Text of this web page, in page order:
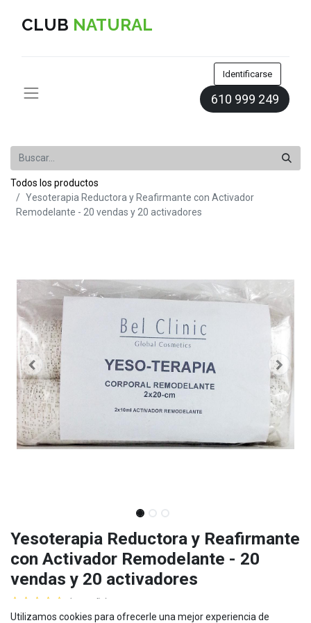
CLUB NATURAL
Identificarse
610 999 249
Todos los productos
Yesoterapia Reductora y Reafirmante con Activador
Remodelante - 20 vendas y 20 activadores
Yesoterapia Reductora y Reafirmante
con Activador Remodelante - 20
vendas y 20 activadores
Mostrar precios con impuestos incluidos
Utilizamos cookies para ofrecerle una mejor experiencia de